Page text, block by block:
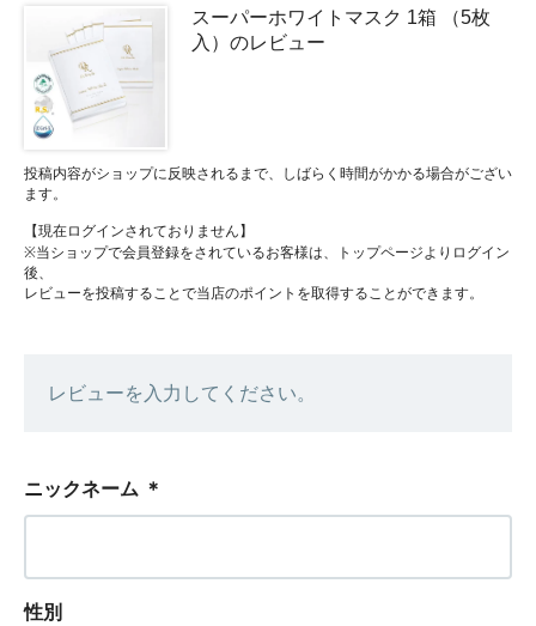
スーパーホワイトマスク 1箱 （5枚
入）のレビュー
投稿内容がショップに反映されるまで、しばらく時間がかかる場合がござい
ます。
【現在ログインされておりません】
※当ショップで会員登録をされているお客様は、トップページよりログイン
後、
レビューを投稿することで当店のポイントを取得することができます。
レビューを入力してください。
ニックネーム ＊
性別